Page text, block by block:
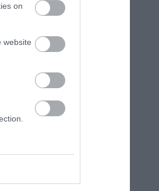
on
website
της
στις